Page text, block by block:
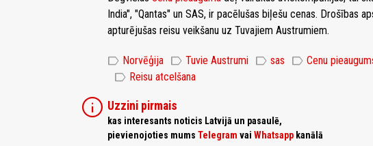
India", "Qantas" un SAS, ir pacēlušas biļešu cenas. Drošības
apturējušas reisu veikšanu uz Tuvajiem Austrumiem.
label Norvēģija label Tuvie Austrumi label sas label Cenu
label Reisu atcelšana
info Uzzini pirmais
kas interesants noticis Latvijā un pasaulē,
pievienojoties mums Telegram vai Whatsapp kanālā